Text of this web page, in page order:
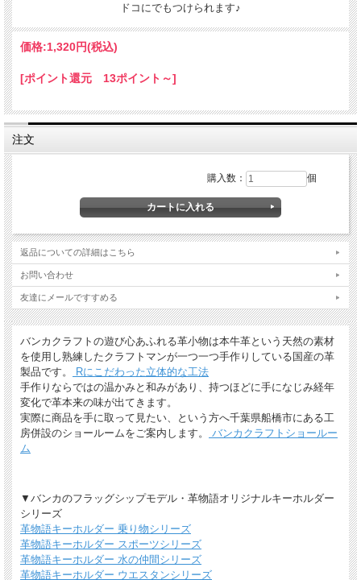
（注意！）
・ご注文後の名入れの追加・変更、また返品は不可
＊詳しくはこちらから
分は少し凹凸ができます。あなただけの革小物に。
ギフトラッピングについて
全商品無料で簡易ラッピングの上お送りしております。
ります。
※ 写真は一例です。ラッピング材等は予告なく変更となる場合があります。
＊詳しくはこちらから
*有料ラッピング（M)
キーホルダーなど小さい品物はギフト袋にお入れして本革製のチャームをお付けし
ドコにでもつけられます♪
価格:1,320円(税込)
[ポイント還元 13ポイント～]
注文
購入数： 個
返品についての詳細はこちら
お問い合わせ
友達にメールですすめる
バンカクラフトの遊び心あふれる革小物は本牛革という天然の素材
を使用し熟練したクラフトマンが一つ一つ手作りしている国産の革
製品です。
Rにこだわった立体的な工法
手作りならではの温かみと和みがあり、持つほどに手になじみ経年
変化で革本来の味が出てきます。
実際に商品を手に取って見たい、という方へ千葉県船橋市にある工
房併設のショールームをご案内します。
バンカクラフトショールー
ム
▼バンカのフラッグシップモデル・革物語オリジナルキーホルダー
シリーズ
革物語キーホルダー 乗り物シリーズ
革物語キーホルダー スポーツシリーズ
革物語キーホルダー 水の仲間シリーズ
革物語キーホルダー ウエスタンシリーズ